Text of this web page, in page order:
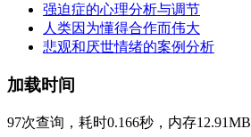
强迫症的心理分析与调节
人类因为懂得合作而伟大
悲观和厌世情绪的案例分析
加载时间
97次查询，耗时0.166秒，内存12.91MB